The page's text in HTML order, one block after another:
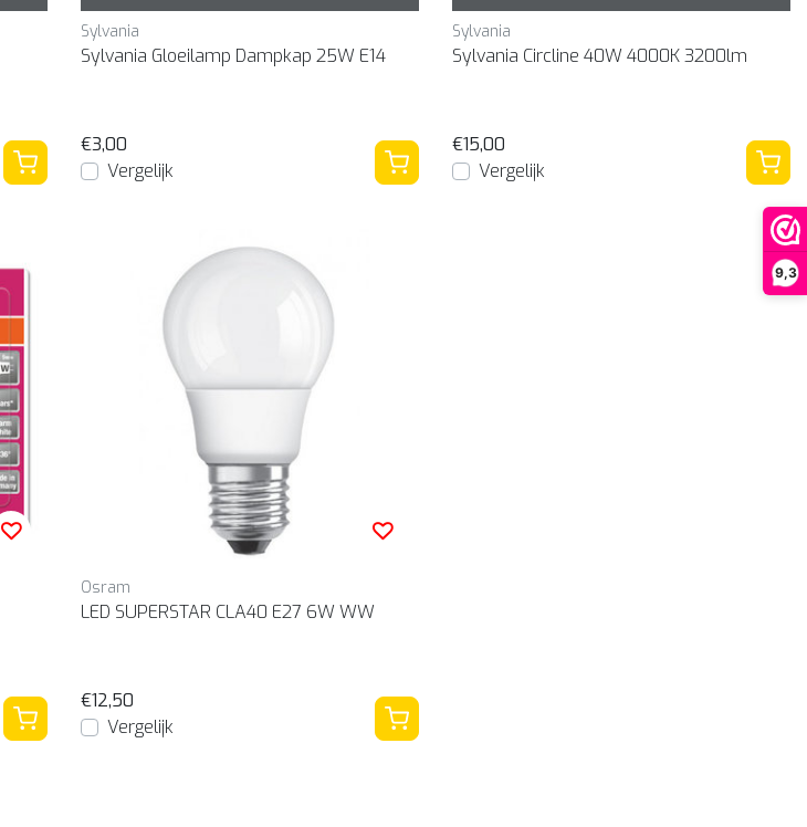
9,3
Sylvania
Sylvania Gloeilamp Dampkap 25W E14
€3,00
Vergelijk
Sylvania
Sylvania Circline 40W 4000K 3200lm
€15,00
Vergelijk
Osram
LED SUPERSTAR CLA40 E27 6W WW
€12,50
Vergelijk